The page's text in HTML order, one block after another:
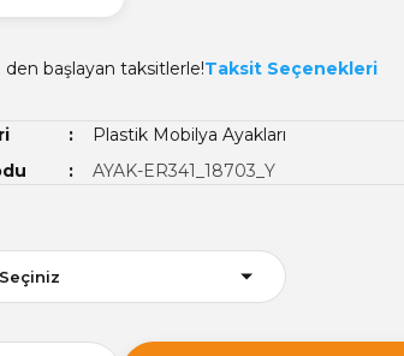
den başlayan taksitlerle!Taksit Seçenekleri
Plastik Mobilya Ayakları
AYAK-ER341_18703_Y